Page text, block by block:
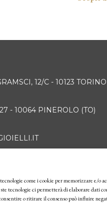
come i cookie per memorizzare e/o
tecnologie ci permetterà di elaborare dati
o ritirare il consenso può influire
12/C - 10123 TORINO
- 10064 PINEROLO (TO)
OROLOGI